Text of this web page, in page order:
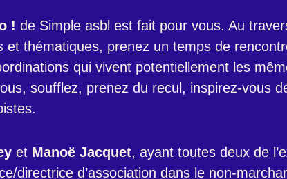
! de Simple asbl est fait pour vous. Au
et thématiques, prenez un temps de
qui vivent potentiellement les
soufflez, prenez du recul, inspirez-vous
et Manoë Jacquet, ayant toutes deux de
directrice d’association dans le non-